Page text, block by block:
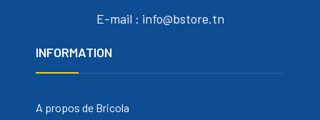
E-mail : info@bstore.tn
INFORMATION
A propos de Bricola